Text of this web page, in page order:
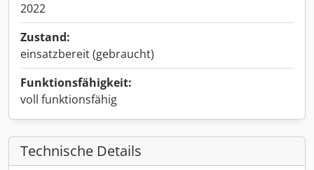
2022
Zustand:
einsatzbereit (gebraucht)
Funktionsfähigkeit:
voll funktionsfähig
Technische Details